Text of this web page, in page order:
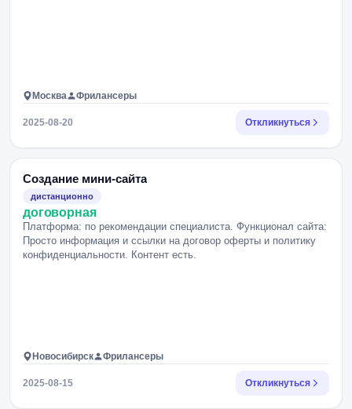
Москва Фрилансеры
2025-08-20 Откликнуться
Создание мини-сайта
дистанционно
договорная
Платформа: по рекомендации специалиста. Функционал сайта:
Просто информация и ссылки на договор оферты и политику
конфиденциальности. Контент есть.
Новосибирск Фрилансеры
2025-08-15 Откликнуться